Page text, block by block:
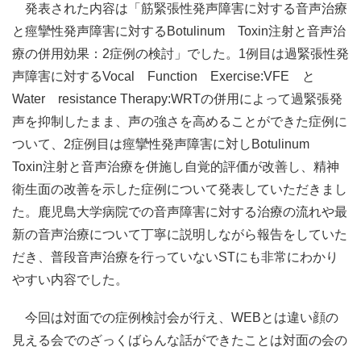
発表された内容は「筋緊張性発声障害に対する音声治療
と痙攣性発声障害に対するBotulinum Toxin注射と音声治
療の併用効果：2症例の検討」でした。1例目は過緊張性発
声障害に対するVocal Function Exercise:VFE と
Water resistance Therapy:WRTの併用によって過緊張発
声を抑制したまま、声の強さを高めることができた症例に
ついて、2症例目は痙攣性発声障害に対しBotulinum
Toxin注射と音声治療を併施し自覚的評価が改善し、精神
衛生面の改善を示した症例について発表していただきまし
た。鹿児島大学病院での音声障害に対する治療の流れや最
新の音声治療について丁寧に説明しながら報告をしていた
だき、普段音声治療を行っていないSTにも非常にわかり
やすい内容でした。
今回は対面での症例検討会が行え、WEBとは違い顔の
見える会でのざっくばらんな話ができたことは対面の会の